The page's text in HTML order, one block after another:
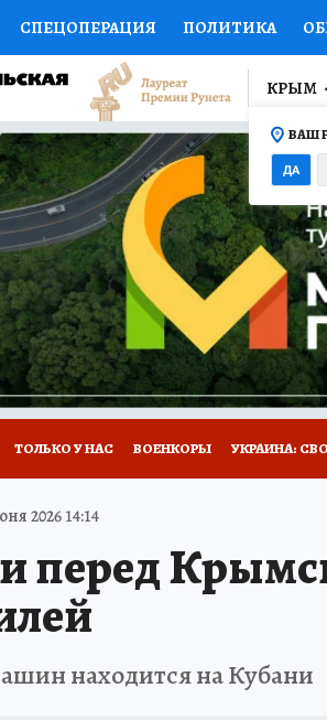
СПЕЦОПЕРАЦИЯ ПОЛИТИКА
НАУКА СПОРТ
ДОКТОР ФИНАНСЫ
ПРОГНОЗЫ НА СПОРТ
НЕДВИЖИМОСТЬ ТЕЛЕВИЗОР
ТЕСТЫ НОВОЕ НА САЙТЕ
КРЫМ
ВАШ
ДА
ТОЛЬКО У НАС ВОЕНКОРЫ УКРАИНА:
МАЗУТОМ В КРЫМУ
2026 14:14
перед
находится на Кубани